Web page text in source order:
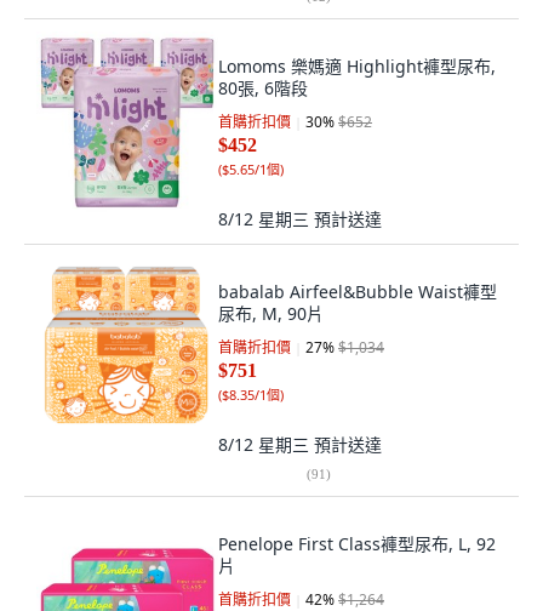
Lomoms 樂媽適 Highlight褲型尿布,
80張, 6階段
首購折扣價 30%$652
$452
($5.65/1個)
8/12 星期三 預計送達
babalab Airfeel&Bubble Waist褲型
尿布, M, 90片
首購折扣價 27%$1,034
$751
($8.35/1個)
8/12 星期三 預計送達
(91)
Penelope First Class褲型尿布, L, 92
片
首購折扣價 42%$1,264